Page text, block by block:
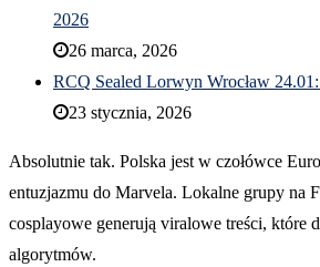
2026
26 marca, 2026
RCQ Sealed Lorwyn Wrocław
23 stycznia, 2026
Absolutnie tak. Polska jest w czołówce
entuzjazmu do Marvela. Lokalne grupy na
cosplayowe generują viralowe treści, które
algorytmów.